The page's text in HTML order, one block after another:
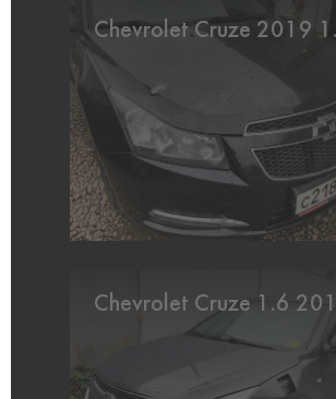
Chevrolet Cruze 2019
Chevrolet Cruze 1.6